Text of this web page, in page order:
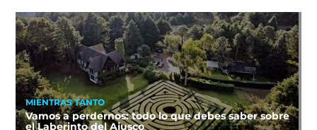
MIENTRAS TANTO
Vamos a perdernos: todo lo que debes saber sobre
el Laberinto del Ajusco